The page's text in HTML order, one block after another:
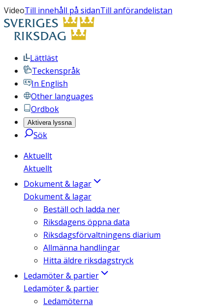
VideoTill innehåll på sidanTill anförandelistan
Lättläst
Teckenspråk
In English
Other languages
Ordbok
Aktivera lyssna
Sök
Aktuellt
Aktuellt
Dokument & lagar
Dokument & lagar
Beställ och ladda ner
Riksdagens öppna data
Riksdagsförvaltningens diarium
Allmänna handlingar
Hitta äldre riksdagstryck
Ledamöter & partier
Ledamöter & partier
Ledamöterna